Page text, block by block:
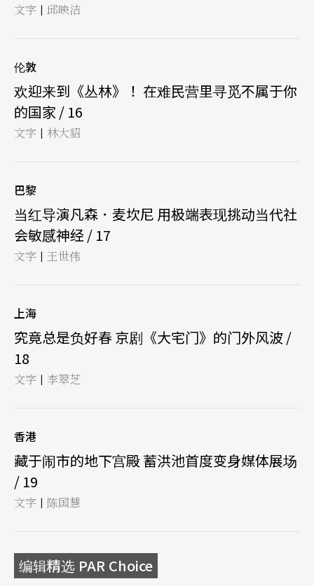
文字 | 邱映洁
伦敦
欢迎来到《丛林》！ 在难民营里寻觅不属于你
的国家 / 16
文字 | 林大貂
巴黎
当红导演凡森．麦坎尼 用极端表现挑动当代社
会敏感神经 / 17
文字 | 王世伟
上海
究竟总是负好春 京剧《大宅门》的门外风波 /
18
文字 | 李翠芝
香港
藏于闹市的地下宫殿 蓄洪池首度变身媒体展场
/ 19
文字 | 陈国慧
编辑精选 PAR Choice